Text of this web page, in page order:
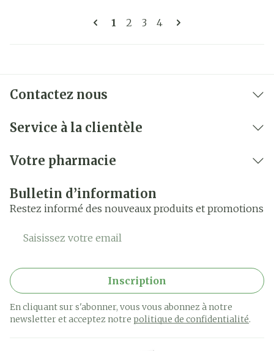
Pages
Vous lisez actuellement la
1 Page
2 Page
3 Page
4
Contactez nous
Service à la clientèle
Votre pharmacie
Bulletin d’information
Restez informé des nouveaux produits et promotions
Adresse mail
Inscription
En cliquant sur s'abonner, vous vous abonnez à notre
newsletter et acceptez notre politique de confidentialité.